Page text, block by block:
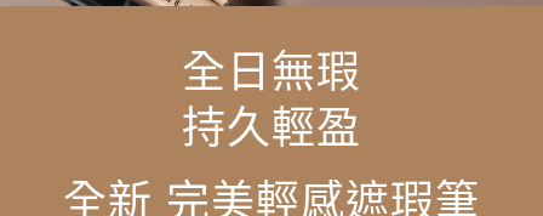
全日無瑕
持久輕盈
全新 完美輕感遮瑕筆